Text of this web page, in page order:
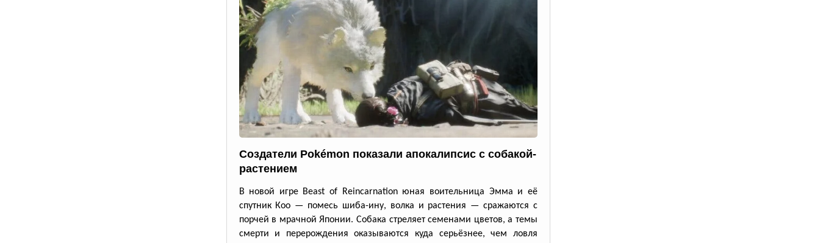
Создатели Pokémon показали апокалипсис с собакой-
растением
В новой игре Beast of Reincarnation юная воительница Эмма и её
спутник Кoo — помесь шиба-ину, волка и растения — сражаются с
порчей в мрачной Японии. Собака стреляет семенами цветов, а темы
смерти и перерождения оказываются куда серьёзнее, чем ловля